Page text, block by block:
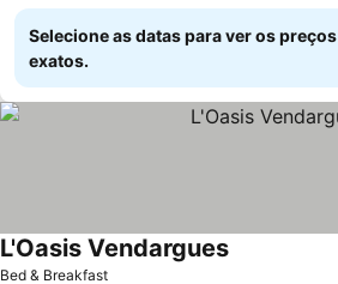
Selecione as datas para ver os preços
exatos.
Bed & Breakfast
L'Oasis Vendargues